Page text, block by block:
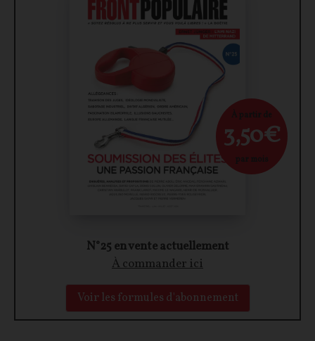
N°25 en vente actuellement
À commander ici
Voir les formules d'abonnement
À partir de
3,50€
par mois